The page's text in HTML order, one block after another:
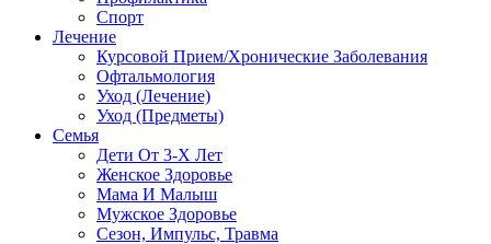
Спорт
Лечение
Курсовой Прием/Хронические Заболевания
Офтальмология
Уход (Лечение)
Уход (Предметы)
Семья
Дети От 3-Х Лет
Женское Здоровье
Мама И Малыш
Мужское Здоровье
Сезон, Импульс, Травма